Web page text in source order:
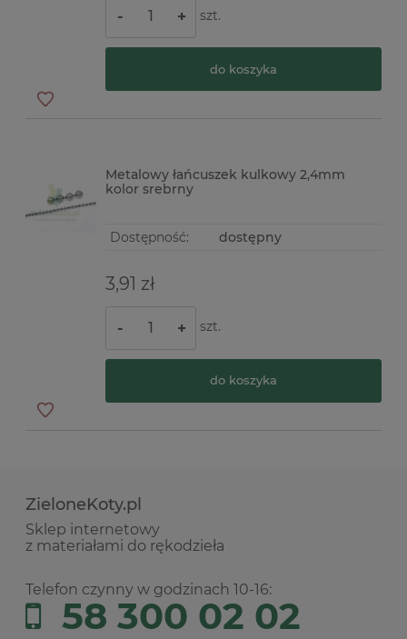
- + szt.
do koszyka
Metalowy łańcuszek kulkowy 2,4mm
kolor srebrny
Dostępność: dostępny
3,91 zł
- + szt.
do koszyka
ZieloneKoty.pl
Sklep internetowy
z materiałami do rękodzieła
Telefon czynny w godzinach 10-16:
58 300 02 02